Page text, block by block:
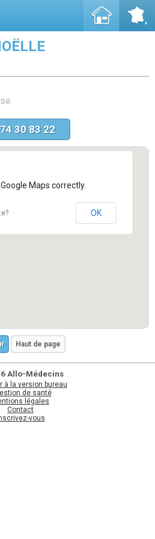
30 83 22
Maps correctly.
OK
Haut de page
Allo-Médecins
à la version bureau
de santé
légales
Contact
vous